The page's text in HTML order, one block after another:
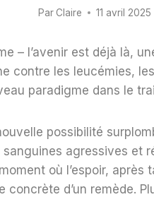
Par Claire 11 avril 2025
– l’avenir est déjà là,
contre les leucémies,
paradigme dans le
possibilité
agressives et
où l’espoir, après
d’un remède.